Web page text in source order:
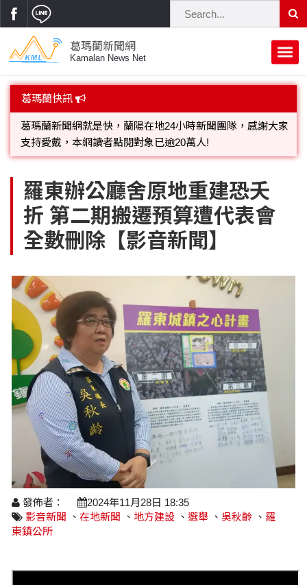
葛瑪蘭新聞網
Kamalan News Net
首頁
蘭陽大代誌
府會議題
街坊大小事
交通警消
地方大小事
校園動態
原住民動態
軍事新聞
立法院
黨政新聞
府院動態
選舉新聞
總統大選
立委選舉
縣市長選舉
議員民代選舉
鄉鎮長村里長選舉
五合一選舉
溫馨關懷
親子活動
公益行善
溫馨關懷
藝文走廊
民俗薪傳
藝文展覽
專題講座
話說文史
水色流光映城東～名家齊聚展藝風
時尚你我他
休閒旅遊
時尚行業
美食料理
景點介紹
醫療養生
醫藥新訊
衞生保健
【博愛醫療公益服務隊】專欄
產業科技
科技新知
產業招商
求職徵才
財經稅務
農林漁牧
房產理財
我要爆料
網友爆料
檢舉投訴
活動專頁
讀者投稿
全國運動會
宜蘭國際童玩節
宜蘭綠色博覽會
葛瑪蘭快訊
歡迎廣告託播，刊頭或新聞欄位:圖片或影音檔可連結指定官
網;詳洽各記者或聯繫：0910-259565洽詢。
支持愛戴，本網讀者點閱對象已逾20萬人!
羅東辦公廳舍原地重建恐夭
折 第二期搬遷預算遭代表會
全數刪除【影音新聞】
發佈者：
2024年11月28日 18:35
影音新聞
、 在地新聞 、 地方建設 、 選舉 、 吳秋齡 、 羅
東鎮公所